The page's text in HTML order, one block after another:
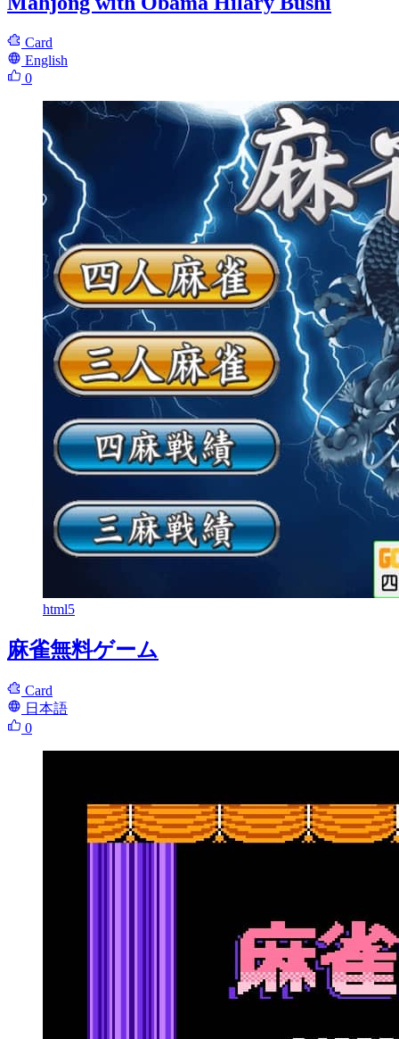
Card
English
0
html5
麻雀無料ゲーム
Card
日本語
0